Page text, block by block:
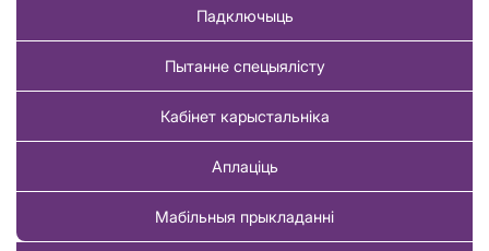
Падключыць
Пытанне спецыялісту
Кабінет карыстальніка
Аплаціць
Мабільныя прыкладанні